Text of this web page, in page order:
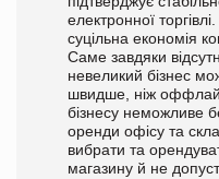
електронної
суцільна економія
Саме завдяки
невеликий бізнес
швидше, ніж
бізнесу неможливе
оренди офісу та
вибрати та
магазину й не